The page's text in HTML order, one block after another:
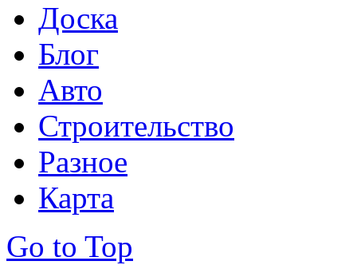
Доска
Блог
Авто
Строительство
Разное
Карта
Go to Top